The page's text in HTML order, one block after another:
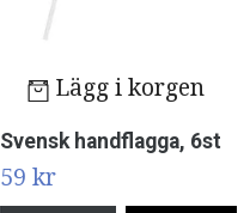
Lägg i korgen
Svensk handflagga, 6st
59 kr